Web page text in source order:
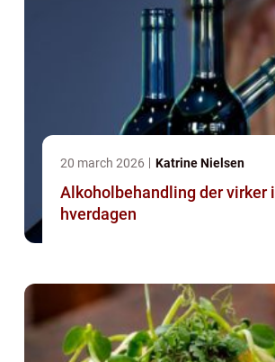
20 march 2026 Katrine Nielsen
Alkoholbehandling der virker i
hverdagen